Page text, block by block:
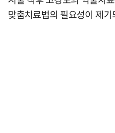
맞춤치료법의 필요성이 제기